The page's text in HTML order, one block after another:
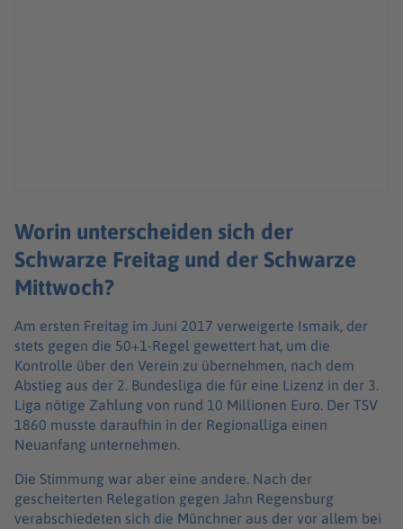
Worin unterscheiden sich der
Schwarze Freitag und der Schwarze
Mittwoch?
Am ersten Freitag im Juni 2017 verweigerte Ismaik, der
stets gegen die 50+1-Regel gewettert hat, um die
Kontrolle über den Verein zu übernehmen, nach dem
Abstieg aus der 2. Bundesliga die für eine Lizenz in der 3.
Liga nötige Zahlung von rund 10 Millionen Euro. Der TSV
1860 musste daraufhin in der Regionalliga einen
Neuanfang unternehmen.
Die Stimmung war aber eine andere. Nach der
gescheiterten Relegation gegen Jahn Regensburg
verabschiedeten sich die Münchner aus der vor allem bei